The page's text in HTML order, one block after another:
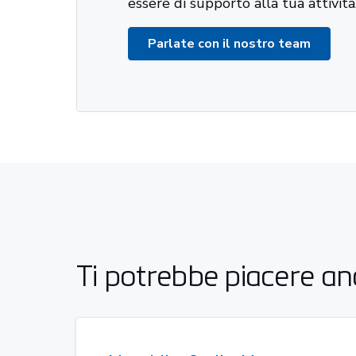
Parlate con il nostro team
Ti potrebbe piacere